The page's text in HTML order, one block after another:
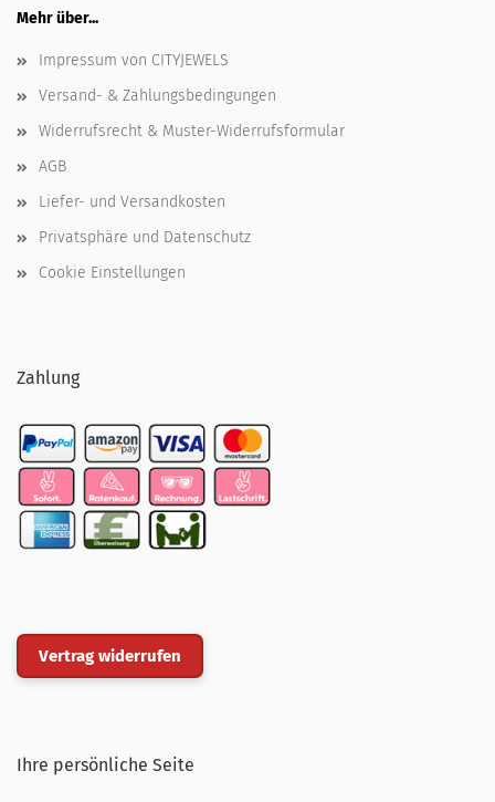
Mehr über...
Impressum von CITYJEWELS
Versand- & Zahlungsbedingungen
Widerrufsrecht & Muster-Widerrufsformular
AGB
Liefer- und Versandkosten
Privatsphäre und Datenschutz
Cookie Einstellungen
Zahlung
Vertrag widerrufen
Ihre persönliche Seite